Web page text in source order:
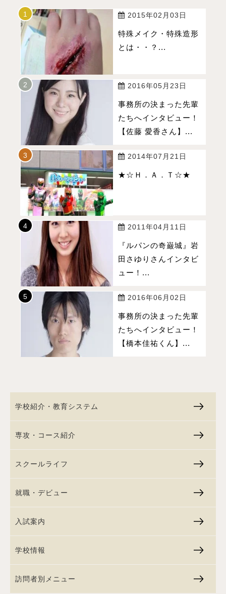
2015年02月03日
特殊メイク・特殊造形
とは・・？...
2016年05月23日
事務所の決まった先輩
たちへインタビュー！
【佐藤 愛香さん】...
2014年07月21日
★☆Ｈ．Ａ．Ｔ☆★
2011年04月11日
『ルパンの奇巌城』岩
田さゆりさんインタビ
ュー！...
2016年06月02日
事務所の決まった先輩
たちへインタビュー！
【橋本佳祐くん】...
学校紹介・教育システム
専攻・コース紹介
スクールライフ
就職・デビュー
入試案内
学校情報
訪問者別メニュー